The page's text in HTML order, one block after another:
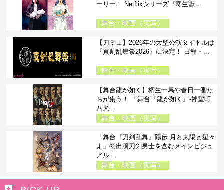
ーリー！ Netflixシリーズ『寄生獣 ...
舞台・映画（実写）
【刀ミュ】2026年の大型公演タイトルは
『真剣乱舞祭2026』に決定！ 日程・...
舞台・映画（実写）
【舞台龍が如く】桐生一馬や春日一番た
ちが集う！ 「舞台『龍が如く』-神室町
八犬...
舞台・映画（実写）
「舞台『刀剣乱舞』陽伝 月と太陽と星々
よ」初出演刀剣男士を含むメインビジュ
アル...
舞台・映画（実写）